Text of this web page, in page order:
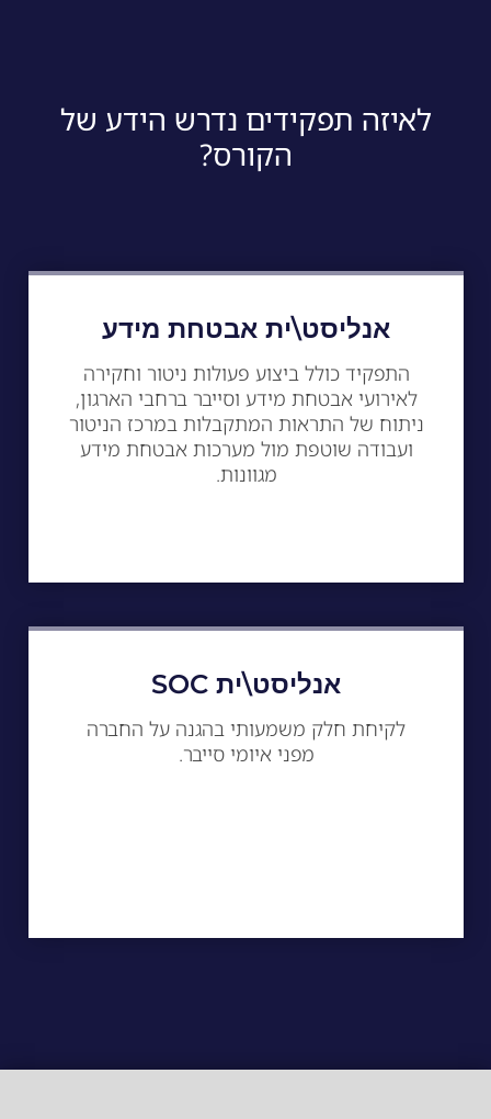
לאיזה תפקידים נדרש הידע של
הקורס?
אנליסט\ית אבטחת מידע
התפקיד כולל ביצוע פעולות ניטור וחקירה
לאירועי אבטחת מידע וסייבר ברחבי הארגון,
ניתוח של התראות המתקבלות במרכז הניטור
ועבודה שוטפת מול מערכות אבטחת מידע
מגוונות.
אנליסט\ית SOC
לקיחת חלק משמעותי בהגנה על החברה
מפני איומי סייבר.